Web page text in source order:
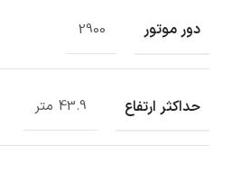
دور موتور 2900
حداکثر ارتفاع 43.9 متر